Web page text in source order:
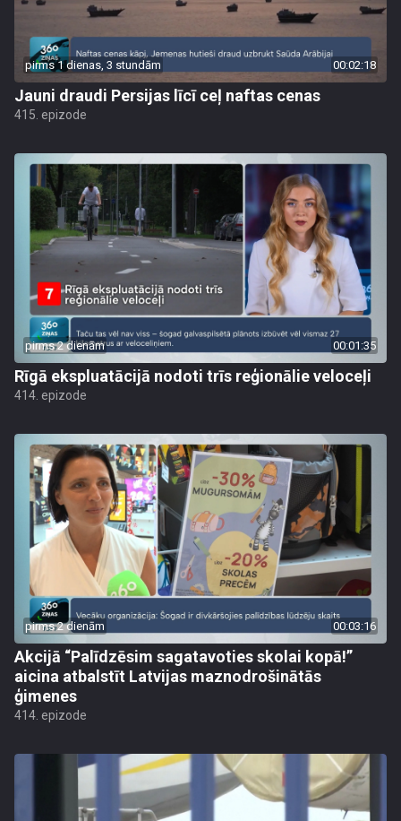
pirms 1 dienas, 3 stundām 00:02:18
Jauni draudi Persijas līcī ceļ naftas cenas
415. epizode
pirms 2 dienām 00:01:35
Rīgā ekspluatācijā nodoti trīs reģionālie veloceļi
414. epizode
pirms 2 dienām 00:03:16
Akcijā “Palīdzēsim sagatavoties skolai kopā!”
aicina atbalstīt Latvijas maznodrošinātās
ģimenes
414. epizode